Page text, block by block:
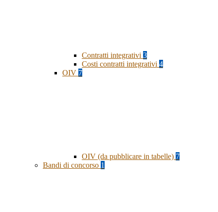
Contratti integrativi 3
Costi contratti integrativi 4
OIV 7
OIV (da pubblicare in tabelle) 7
Bandi di concorso 1